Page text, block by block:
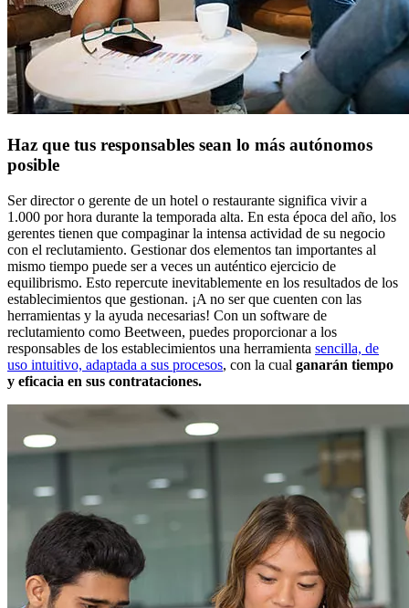
Haz que tus responsables sean lo más autónomos
posible
Ser director o gerente de un hotel o restaurante significa vivir a
1.000 por hora durante la temporada alta. En esta época del año, los
gerentes tienen que compaginar la intensa actividad de su negocio
con el reclutamiento. Gestionar dos elementos tan importantes al
mismo tiempo puede ser a veces un auténtico ejercicio de
equilibrismo. Esto repercute inevitablemente en los resultados de los
establecimientos que gestionan. ¡A no ser que cuenten con las
herramientas y la ayuda necesarias! Con un software de
reclutamiento como Beetween, puedes proporcionar a los
responsables de los establecimientos una herramienta sencilla, de
uso intuitivo, adaptada a sus procesos, con la cual ganarán tiempo
y eficacia en sus contrataciones.